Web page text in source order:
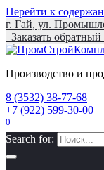
Перейти к
г. Гай, ул.
Заказать
Производство и
8 (3532) 38-77-68
+7 (922) 599-30-00
0
Search for: